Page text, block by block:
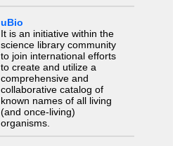
uBio
It is an initiative within the
science library community
to join international efforts
to create and utilize a
comprehensive and
collaborative catalog of
known names of all living
(and once-living)
organisms.